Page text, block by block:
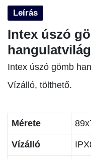
Leírás
Intex úszó
Intex úszó gömb
Vízálló, tölthető.
Mérete
Vízálló